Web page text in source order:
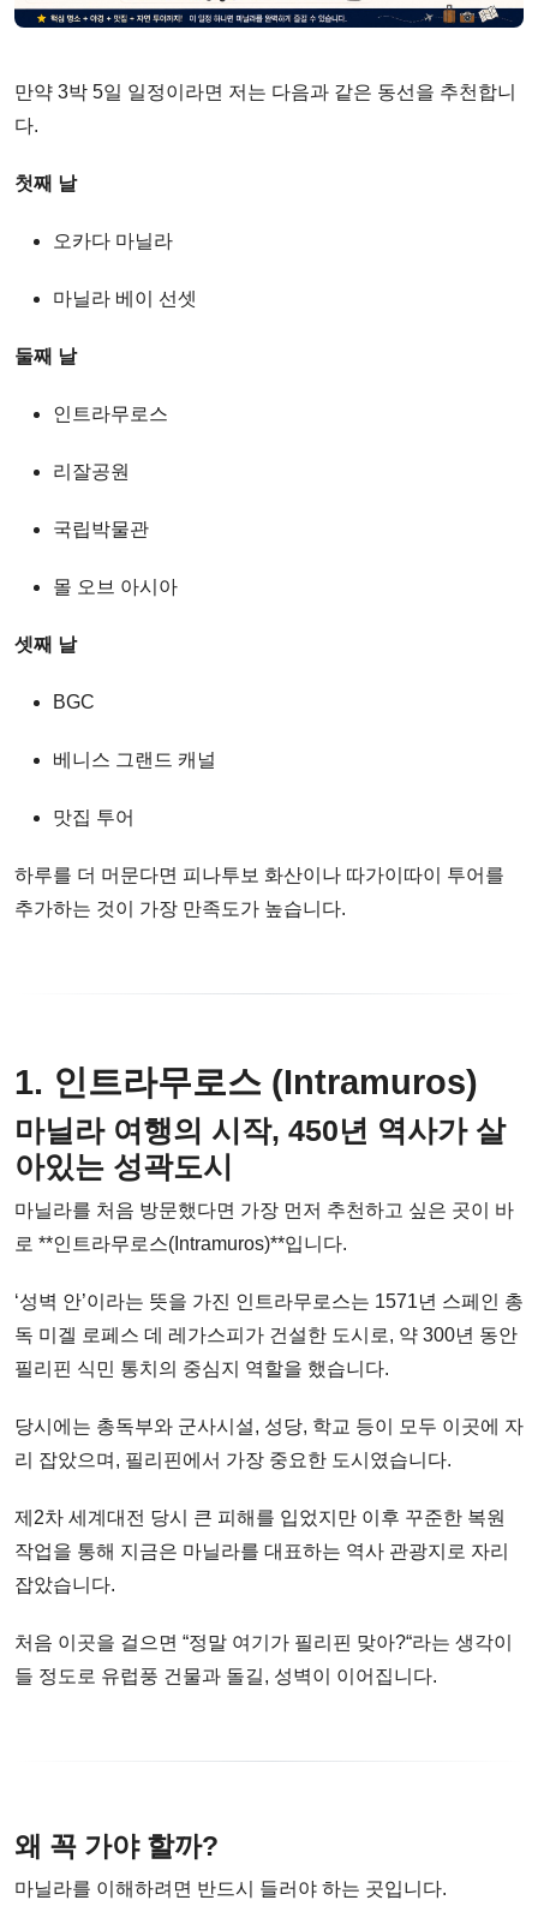
만약 3박 5일 일정이라면 저는 다음과 같은 동선을 추천합니
다.
첫째 날
오카다 마닐라
마닐라 베이 선셋
둘째 날
인트라무로스
리잘공원
국립박물관
몰 오브 아시아
셋째 날
BGC
베니스 그랜드 캐널
맛집 투어
하루를 더 머문다면 피나투보 화산이나 따가이따이 투어를
추가하는 것이 가장 만족도가 높습니다.
1. 인트라무로스 (Intramuros)
마닐라 여행의 시작, 450년 역사가 살
아있는 성곽도시
마닐라를 처음 방문했다면 가장 먼저 추천하고 싶은 곳이 바
로 **인트라무로스(Intramuros)**입니다.
‘성벽 안’이라는 뜻을 가진 인트라무로스는 1571년 스페인 총
독 미겔 로페스 데 레가스피가 건설한 도시로, 약 300년 동안
필리핀 식민 통치의 중심지 역할을 했습니다.
당시에는 총독부와 군사시설, 성당, 학교 등이 모두 이곳에 자
리 잡았으며, 필리핀에서 가장 중요한 도시였습니다.
제2차 세계대전 당시 큰 피해를 입었지만 이후 꾸준한 복원
작업을 통해 지금은 마닐라를 대표하는 역사 관광지로 자리
잡았습니다.
처음 이곳을 걸으면 “정말 여기가 필리핀 맞아?“라는 생각이
들 정도로 유럽풍 건물과 돌길, 성벽이 이어집니다.
왜 꼭 가야 할까?
마닐라를 이해하려면 반드시 들러야 하는 곳입니다.